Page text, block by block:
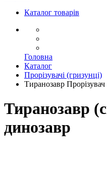
Каталог товарів
Головна
Каталог
Прорізувачі (гризунці)
Тиранозавр Прорізувач
Тиранозавр
динозавр